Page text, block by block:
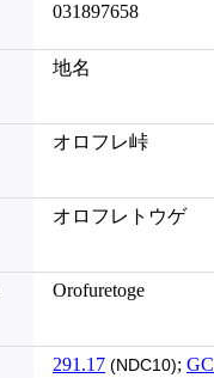
031897658
地名
オロフレ峠
オロフレトウゲ
Orofuretoge
291.17 (NDC10);